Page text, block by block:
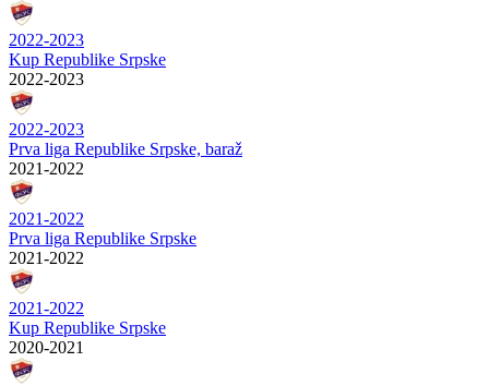
2022-2023
Kup Republike Srpske
2022-2023
2022-2023
Prva liga Republike Srpske, baraž
2021-2022
2021-2022
Prva liga Republike Srpske
2021-2022
2021-2022
Kup Republike Srpske
2020-2021